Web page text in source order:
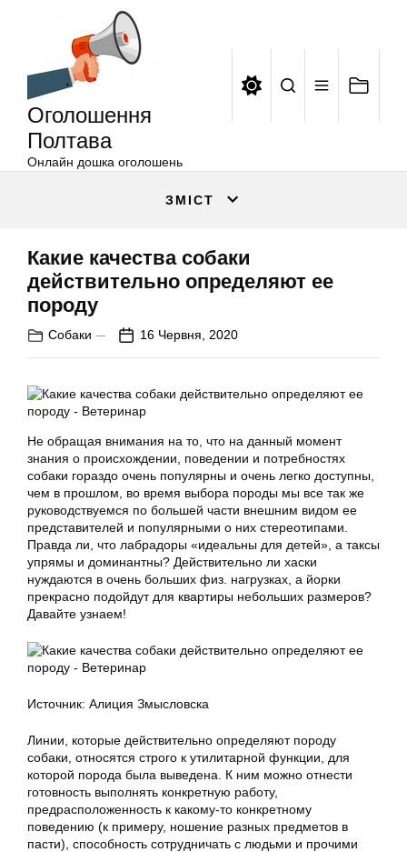
Оголошення
Полтава
Онлайн дошка оголошень
ЗМІСТ
Какие качества собаки
действительно определяют ее
породу
Собаки 16 Червня, 2020
Не обращая внимания на то, что на данный момент
знания о происхождении, поведении и потребностях
собаки гораздо очень популярны и очень легко доступны,
чем в прошлом, во время выбора породы мы все так же
руководствуемся по большей части внешним видом ее
представителей и популярными о них стереотипами.
Правда ли, что лабрадоры «идеальны для детей», а таксы
упрямы и доминантны? Действительно ли хаски
нуждаются в очень больших физ. нагрузках, а йорки
прекрасно подойдут для квартиры небольших размеров?
Давайте узнаем!
Источник: Алиция Змысловска
Линии, которые действительно определяют породу
собаки, относятся строго к утилитарной функции, для
которой порода была выведена. К ним можно отнести
готовность выполнять конкретную работу,
предрасположенность к какому-то конкретному
поведению (к примеру, ношение разных предметов в
пасти), способность сотрудничать с людьми и прочими